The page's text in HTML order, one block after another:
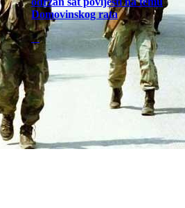
Domovinskog rata